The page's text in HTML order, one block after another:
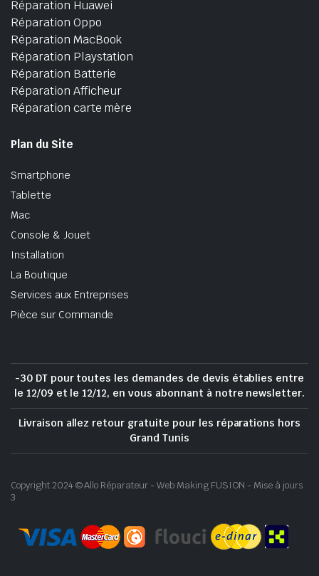
Réparation Huawei
Réparation Oppo
Réparation MacBook
Réparation Playstation
Réparation Batterie
Réparation Afficheur
Réparation carte mère
Plan du Site
Smartphone
Tablette
Mac
Console & Jouet
Installation
La Boutique
Services aux Entreprises
Pièce sur Commande
-30 DT pour toutes les demandes de devis établies entre
le 12/09 et le 12/12, en vous abonnant à notre newsletter.
Livraison allez retour gratuite pour les réparations hors
Grand Tunis
Copyright 2024 © Allo Réparateur - Web Making FUSION - Mise à jours
3